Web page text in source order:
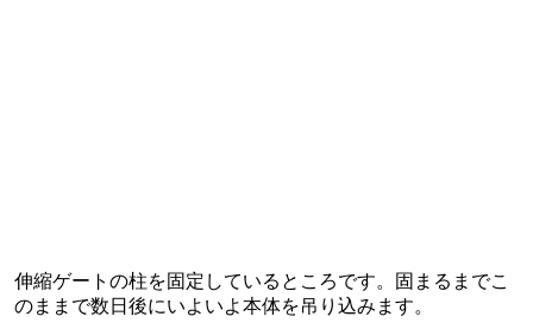
伸縮ゲートの柱を固定しているところです。固まるまでこ
のままで数日後にいよいよ本体を吊り込みます。